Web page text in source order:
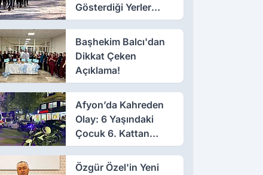
Gösterdiği Yerler
Didik Didik Aranıyor
Başhekim Balcı'dan
Dikkat Çeken
Açıklama!
Afyon’da Kahreden
Olay: 6 Yaşındaki
Çocuk 6. Kattan
Düştü
Özgür Özel'in Yeni